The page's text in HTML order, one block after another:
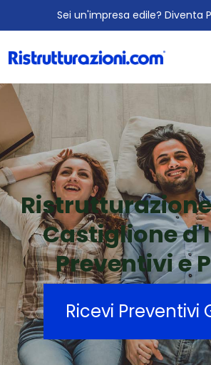
Sei un'impresa edile? Diventa
Castiglione
Preventivi e
Ricevi Preventivi